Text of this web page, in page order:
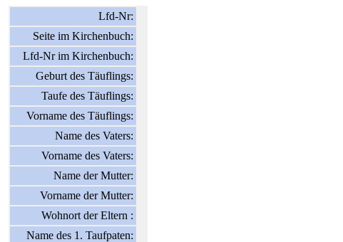
Lfd-Nr:
Seite im Kirchenbuch:
Lfd-Nr im Kirchenbuch:
Geburt des Täuflings:
Taufe des Täuflings:
Vorname des Täuflings:
Name des Vaters:
Vorname des Vaters:
Name der Mutter:
Vorname der Mutter:
Wohnort der Eltern :
Name des 1. Taufpaten: